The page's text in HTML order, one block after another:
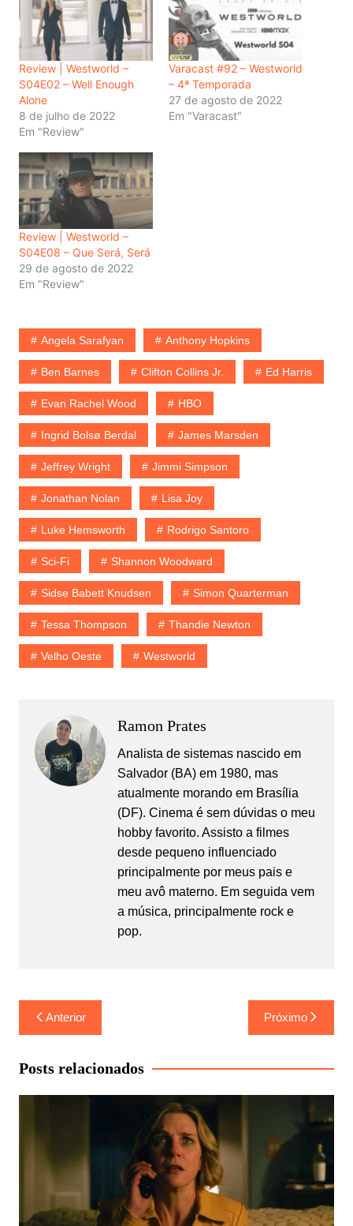
Review | Westworld –
S04E02 – Well Enough
Alone
8 de julho de 2022
Em "Review"
Varacast #92 – Westworld
– 4ª Temporada
27 de agosto de 2022
Em "Varacast"
Review | Westworld –
S04E08 – Que Será, Será
29 de agosto de 2022
Em "Review"
Angela Sarafyan Anthony Hopkins
Ben Barnes Clifton Collins Jr. Ed Harris
Evan Rachel Wood HBO
Ingrid Bolsø Berdal James Marsden
Jeffrey Wright Jimmi Simpson
Jonathan Nolan Lisa Joy
Luke Hemsworth Rodrigo Santoro
Sci-Fi Shannon Woodward
Sidse Babett Knudsen Simon Quarterman
Tessa Thompson Thandie Newton
Velho Oeste Westworld
Ramon Prates
Analista de sistemas nascido em
Salvador (BA) em 1980, mas
atualmente morando em Brasília
(DF). Cinema é sem dúvidas o meu
hobby favorito. Assisto a filmes
desde pequeno influenciado
principalmente por meus pais e
meu avô materno. Em seguida vem
a música, principalmente rock e
pop.
Navegação
de
Post
Anterior Próximo
Posts relacionados